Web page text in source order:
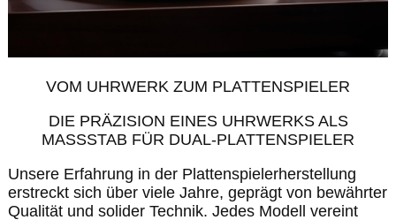
VOM UHRWERK ZUM PLATTENSPIELER
DIE PRÄZISION EINES UHRWERKS ALS
MASSSTAB FÜR DUAL-PLATTENSPIELER
Unsere Erfahrung in der Plattenspielerherstellung
erstreckt sich über viele Jahre, geprägt von bewährter
Qualität und solider Technik. Jedes Modell vereint